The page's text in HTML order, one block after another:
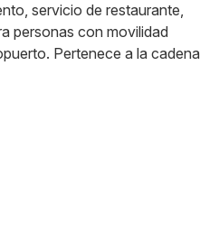
servicio de restaurante,
personas con movilidad
Pertenece a la cadena